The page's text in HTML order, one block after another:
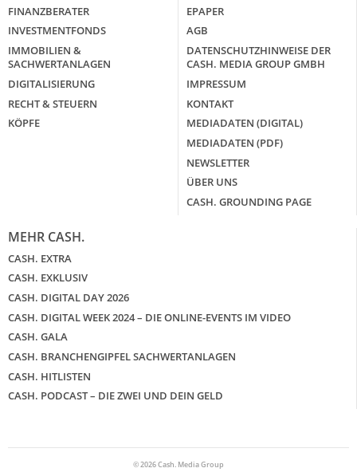
FINANZBERATER
INVESTMENTFONDS
IMMOBILIEN &
SACHWERTANLAGEN
DIGITALISIERUNG
RECHT & STEUERN
KÖPFE
EPAPER
AGB
DATENSCHUTZHINWEISE DER
CASH. MEDIA GROUP GMBH
IMPRESSUM
KONTAKT
MEDIADATEN (DIGITAL)
MEDIADATEN (PDF)
NEWSLETTER
ÜBER UNS
CASH. GROUNDING PAGE
MEHR CASH.
CASH. EXTRA
CASH. EXKLUSIV
CASH. DIGITAL DAY 2026
CASH. DIGITAL WEEK 2024 – DIE ONLINE-EVENTS IM VIDEO
CASH. GALA
CASH. BRANCHENGIPFEL SACHWERTANLAGEN
CASH. HITLISTEN
CASH. PODCAST – DIE ZWEI UND DEIN GELD
© 2026 Cash. Media Group